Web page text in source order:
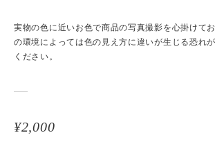
実物の色に近いお色で商品の写真撮影を心掛けて
の環境によっては色の見え方に違いが生じる恐れ
ください。
¥2,000